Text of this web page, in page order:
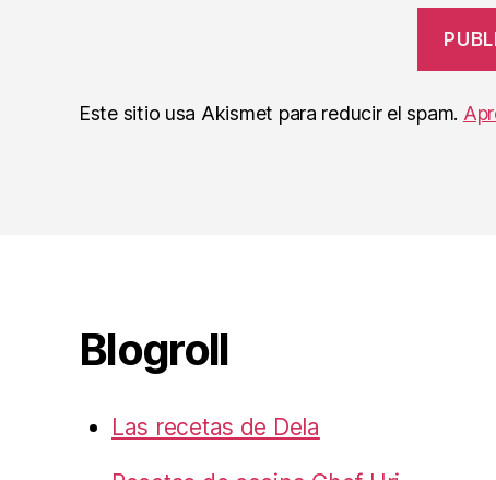
Este sitio usa Akismet para reducir el spam.
Blogroll
Las recetas de Dela